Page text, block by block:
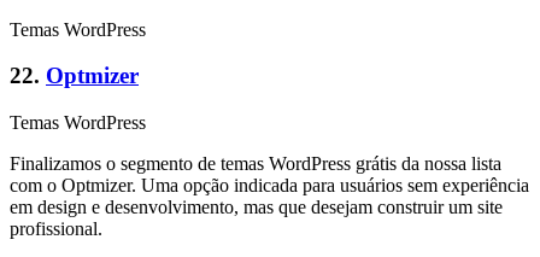
Temas WordPress
22. Optmizer
Temas WordPress
Finalizamos o segmento de temas WordPress grátis da nossa lista
com o Optmizer. Uma opção indicada para usuários sem experiência
em design e desenvolvimento, mas que desejam construir um site
profissional.